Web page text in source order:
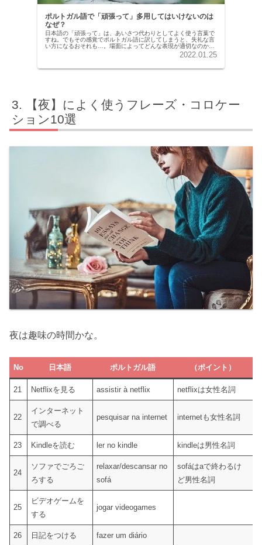
ポルトガル語で「頑張って」多用してはいけないのは
なぜ？
日本語の「頑張って」は、あいさつ代わりとしてよく使う言葉で
すね。でもその感覚でポルトガル語に訳してしまうと、失礼な言
い方になるおそれも…。場面によってどんな表現が適切なのかこ
2022.01.25
【夜】によく使うフレーズ・コロケー
ション10選
夜は趣味の時間かな。
No 日本語 ポルトガル語 （ポイント）
21 Netflixを見る assistir à netflix netflixは女性名詞
22
インターネット
で調べる
pesquisar na internet internetも女性名詞
23 Kindleを読む ler no kindle kindleは男性名詞
24
ソファでごろご
ろする
relaxar/descansar no
sofá
sofáはaで終わるけ
ど男性名詞
25
ビデオゲームを
する
jogar videogames
26 日記をつける fazer um diário